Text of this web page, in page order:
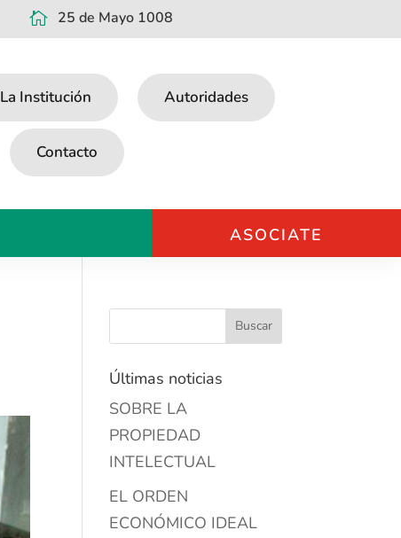
 25 de Mayo 1008
La Institución Autoridades
Contacto
ASOCIATE
Últimas noticias
SOBRE LA
PROPIEDAD
INTELECTUAL
EL ORDEN
ECONÓMICO IDEAL